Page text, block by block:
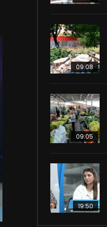
09:08
09:05
19:50